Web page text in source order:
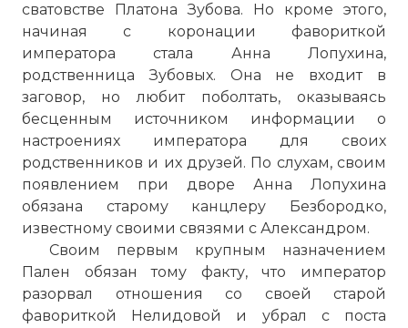
сватовстве Платона Зубова. Но кроме этого,
начиная с коронации фавориткой
императора стала Анна Лопухина,
родственница Зубовых. Она не входит в
заговор, но любит поболтать, оказываясь
бесценным источником информации о
настроениях императора для своих
родственников и их друзей. По слухам, своим
появлением при дворе Анна Лопухина
обязана старому канцлеру Безбородко,
известному своими связями с Александром.
Своим первым крупным назначением
Пален обязан тому факту, что император
разорвал отношения со своей старой
фавориткой Нелидовой и убрал с поста